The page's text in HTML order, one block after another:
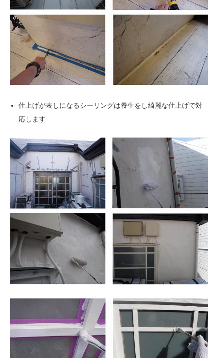
仕上げが表しになるシーリングは養生をし綺麗な仕上げで対
応します